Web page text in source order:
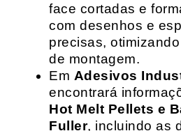
face cortadas e
com desenhos e
precisas,
de montagem.
Em Adesivos
encontrará
Hot Melt Pellets e
Fuller, incluindo as